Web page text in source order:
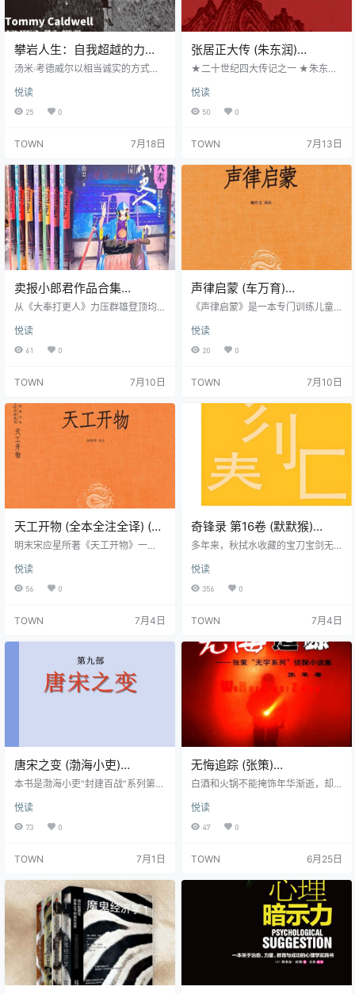
攀岩人生：自我超越的力量
(汤米·考德威尔)
汤米·考德威尔以相当诚实的方式分
以从无数细节中看到自己的影子：
少年汤米的手足无措、尴尬青春；
的自我， 放开心胸让自己成长，学
汤米，人生经历十分传奇，被恐怖
分子挟持、被迫杀人、惨遭断指、
不幸婚变，但每多碰到一次挫折，
就多一分坚定的意志。他把目光放
在无数人心目中那项“不可能的任务”
上…
悦读
25 0
TOWN 7月18日
张居正大传 (朱东润)
(epub,azw3,pdf)
★二十世纪四大传记之一 ★朱东润
创作的里程碑式作品 ★明代杰出的
政治家、历史上著名的改革家张居
书精美书签 张居正是明代杰出的
革家。他是万历一朝首辅，对当时
的弊政做了大刀阔斧的改革，取得
了良好的成效，在政治、经济和军
事等方面都颇有建树。但是，为了
推行改…
悦读
50 0
TOWN 7月13日
卖报小郎君作品合集
(epub,azw3)
从《大奉打更人》力压群雄登顶均
赏、斩获六位数均订，卖报小郎君
以“危险越大收获越大”的灵境世界征
姐姐是大明星》 《原来我是妖二
悦读
61 0
TOWN 7月10日
声律启蒙 (车万育)
(epub,azw3,pdf)
《声律启蒙》是一本专门训练儿童
物。全书按韵分编，每韵编有三首
对子文，从单字到双字，从三字对
典故、史实等。形式整齐、音韵和
口，便于记忆和诵读，对启蒙儿童
作对联、写作、积累文化常识等有
重要的作用。
悦读
20 0
TOWN 7月10日
天工开物 (全本全注全译) (宋
应星) (epub,azw3,pdf)
明末宋应星所著《天工开物》一
关农业和手工业技术的百科全书式
的重要文献。共三卷十八篇，收录
星无论是对操作技术还是对工具本
在其已有著作的基础上进行修订，
将其纳入“中华经典名著全本全注全
译丛书”出版，以帮助普通读者更好
地阅读、理解这部古代科技名著。
悦读
56 0
TOWN 7月4日
奇锋录 第16卷 (默默猴)
(epub,azw3)
多年来，秋拭水收藏的宝刀宝剑无
也料不到竟藏在那样的秘境里。机
缘巧合遇上的耿照，能否阻止重宝
会即将召开，劫远坪上风云际会，
走错一步的余裕。他手里究竟握着
何等筹码，足以左右七砦的命运？
目录 【第百十三折 宝舶东去，剑
履分途】 【第百十四折 映月孤羽，
悦读
356 0
TOWN 7月4日
唐宋之变 (渤海小吏)
(epub,azw3)
本书是渤海小吏“封建百战”系列第9
出唐宋之际两百六十余载的纷繁画
卷。书中聚焦晚唐沉疴至五代十国
的血火纷争，以“德与刀”的辩证关系
辑。 安史之乱的惊天浩劫，不仅撕
以运转的根基。那个开放包容、大
气雄浑的巅峰时代逝去，留下一个
在藩镇割据泥潭中挣扎、被宦官专
权与“牛李党争”的无尽内耗掏空的巨
唐残躯。黄巢起义的冲天烈焰，…
悦读
73 0
TOWN 7月1日
无悔追踪 (张策)
(epub,azw3)
白酒和火锅不能掩饰年华渐逝，却
书，只记录了生活的一瞬，生命，
就像激越的川江号子，今天也许听
不到了，旋律却已镌刻了每一段感
世界，把警察真实的状态和心境表
生放在追查一个嫌疑人身上的民警
老肖，《无言寻找》中讲述了因丈
夫猝死而拿起手枪的女刑警那平，
《无梦生涯》中描述了四个国民党
留用警，他们因为警察这个神圣而
悦读
47 0
TOWN 6月25日